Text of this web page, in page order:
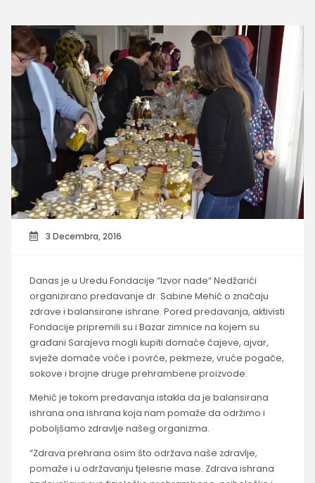
3 Decembra, 2016
Danas je u Uredu Fondacije “Izvor nade“ Nedžarići
organizirano predavanje dr. Sabine Mehić o značaju
zdrave i balansirane ishrane. Pored predavanja, aktivisti
Fondacije pripremili su i Bazar zimnice na kojem su
građani Sarajeva mogli kupiti domaće čajeve, ajvar,
svježe domaće voće i povrće, pekmeze, vruće pogače,
sokove i brojne druge prehrambene proizvode.
Mehić je tokom predavanja istakla da je balansirana
ishrana ona ishrana koja nam pomaže da održimo i
poboljšamo zdravlje našeg organizma.
“Zdrava prehrana osim što održava naše zdravlje,
pomaže i u održavanju tjelesne mase. Zdrava ishrana